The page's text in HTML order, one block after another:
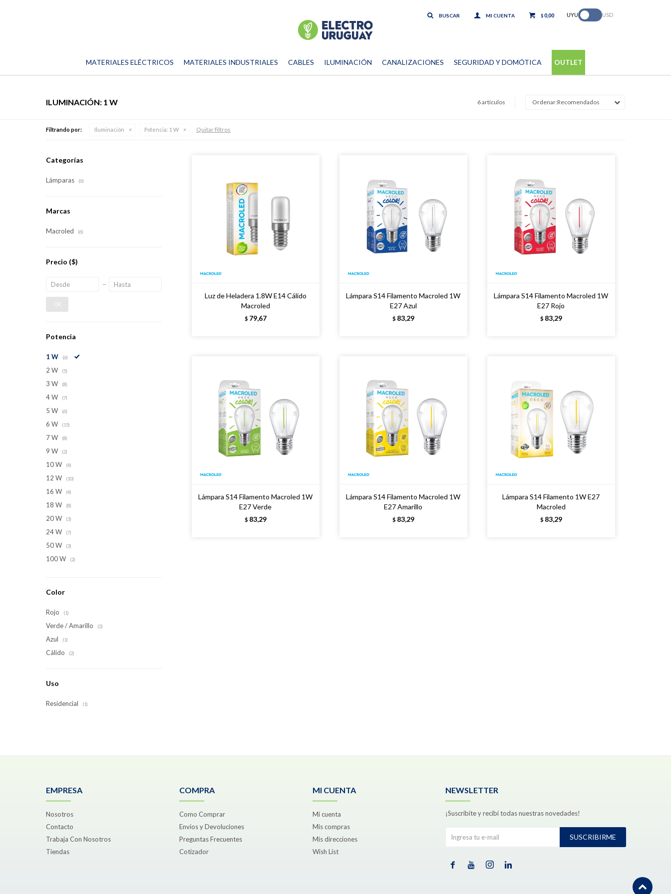
MATERIALES ELÉCTRICOS MATERIALES INDUSTRIALES CABLES ILUMINACIÓN CANALIZACIONES SEGURIDAD Y DOMÓTICA OUTLET
$0,00 UYU USD
6 artículos Recomendados
ILUMINACIÓN: 1 W
Filtrando por: Iluminación Potencia: 1 W Quitar filtros
Luz de Heladera 1.8W E14 Cálido
Macroled
$ 79,67
Lámpara S14 Filamento Macroled 1W
E27 Azul
$ 83,29
Lámpara S14 Filamento Macroled 1W
E27 Rojo
$ 83,29
Lámpara S14 Filamento Macroled 1W
E27 Verde
$ 83,29
Lámpara S14 Filamento Macroled 1W
E27 Amarillo
$ 83,29
Lámpara S14 Filamento 1W E27
Macroled
$ 83,29
Categorías
Lámparas (6)
Marcas
Macroled (6)
Precio ($)
OK
Potencia
1 W (6)
2 W (5)
3 W (8)
4 W (7)
5 W (6)
6 W (15)
7 W (8)
9 W (2)
10 W (4)
12 W (10)
16 W (4)
18 W (8)
20 W (3)
24 W (7)
50 W (3)
100 W (2)
Color
Rojo (1)
Verde / Amarillo (2)
Azul (1)
Cálido (2)
Uso
Residencial (1)
EMPRESA
Nosotros
Contacto
Trabaja Con Nosotros
Tiendas
COMPRA
Como Comprar
Envíos y Devoluciones
Preguntas Frecuentes
Cotizador
MI CUENTA
Mi cuenta
Mis compras
Mis direcciones
Wish List
NEWSLETTER
¡Suscribite y recibí todas nuestras novedades!
SUSCRIBIRME
   